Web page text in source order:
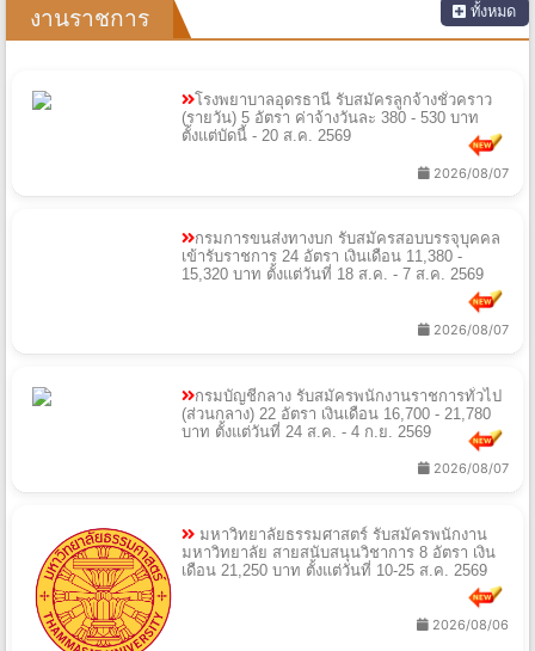
งานราชการ ทั้งหมด
โรงพยาบาลอุดรธานี รับสมัครลูกจ้างชั่วคราว
(รายวัน) 5 อัตรา ค่าจ้างวันละ 380 - 530 บาท
ตั้งแต่บัดนี้ - 20 ส.ค. 2569
2026/08/07
กรมการขนส่งทางบก รับสมัครสอบบรรจุบุคคล
เข้ารับราชการ 24 อัตรา เงินเดือน 11,380 -
15,320 บาท ตั้งแต่วันที่ 18 ส.ค. - 7 ส.ค. 2569
2026/08/07
กรมบัญชีกลาง รับสมัครพนักงานราชการทั่วไป
(ส่วนกลาง) 22 อัตรา เงินเดือน 16,700 - 21,780
บาท ตั้งแต่วันที่ 24 ส.ค. - 4 ก.ย. 2569
2026/08/07
มหาวิทยาลัยธรรมศาสตร์ รับสมัครพนักงาน
มหาวิทยาลัย สายสนับสนุนวิชาการ 8 อัตรา เงิน
เดือน 21,250 บาท ตั้งแต่วันที่ 10-25 ส.ค. 2569
2026/08/06